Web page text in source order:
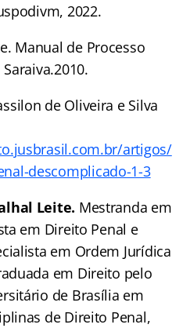
2022.
Manual de Processo
de Oliveira e Silva
artigos/
descomplicado-1-3
Leite. Mestranda em
em Direito Penal e
em Ordem Jurídica
em Direito pelo
de Brasília em
de Direito Penal,